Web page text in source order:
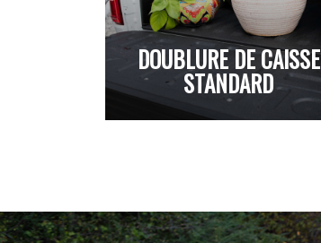
DOUBLURE DE CAISSE
STANDARD